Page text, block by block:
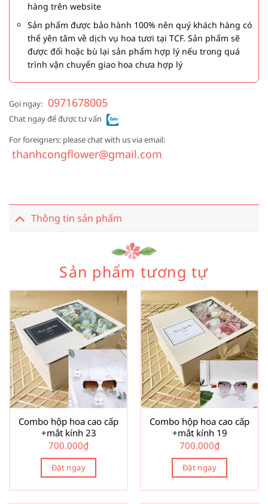
hàng trên website
Sản phẩm được bảo hành 100% nên quý khách hàng có
thể yên tâm về dịch vụ hoa tươi tại TCF. Sản phẩm sẽ
được đổi hoặc bù lại sản phẩm hợp lý nếu trong quá
trình vận chuyển giao hoa chưa hợp lý
Gọi ngay: 0971678005
Chat ngay để được tư vấn
For foreigners: please chat with us via email:
thanhcongflower@gmail.com
Thông tin sản phẩm
Sản phẩm tương tự
Combo hộp hoa cao cấp
+mắt kính 23
700.000₫
Đặt ngay
Combo hộp hoa cao cấp
+mắt kính 19
700.000₫
Đặt ngay